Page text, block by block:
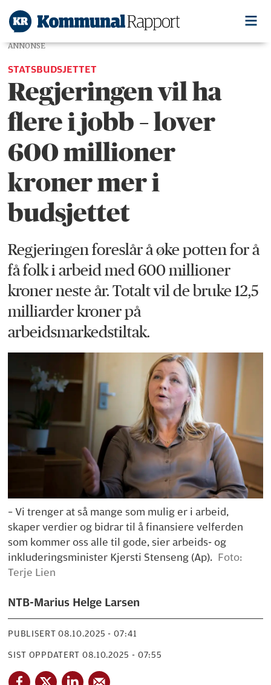
ANNONSE
STATSBUDSJETTET
Regjeringen vil ha
flere i jobb – lover
600 millioner
kroner mer i
budsjettet
Regjeringen foreslår å øke potten for å
få folk i arbeid med 600 millioner
kroner neste år. Totalt vil de bruke 12,5
milliarder kroner på
arbeidsmarkedstiltak.
– Vi trenger at så mange som mulig er i arbeid,
skaper verdier og bidrar til å finansiere velferden
som kommer oss alle til gode, sier arbeids- og
inkluderingsminister Kjersti Stenseng (Ap). Foto:
Terje Lien
NTB-Marius Helge Larsen
PUBLISERT 08.10.2025 - 07:41
SIST OPPDATERT 08.10.2025 - 07:55